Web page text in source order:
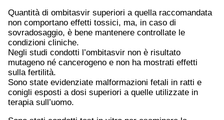
Quantità di ombitasvir superiori a quella raccomandata
non comportano effetti tossici, ma, in caso di
sovradosaggio, è bene mantenere controllate le
condizioni cliniche.
Negli studi condotti l’ombitasvir non è risultato
mutageno né cancerogeno e non ha mostrati effetti
sulla fertilità.
Sono state evidenziate malformazioni fetali in ratti e
conigli esposti a dosi superiori a quelle utilizzate in
terapia sull’uomo.